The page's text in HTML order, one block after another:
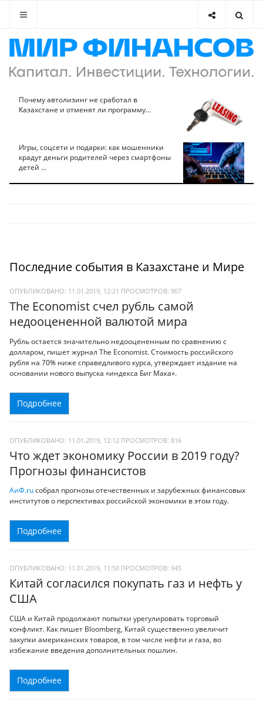
Почему автолизинг не сработал в
Казахстане и отменят ли программу...
Игры, соцсети и подарки: как мошенники
крадут деньги родителей через смартфоны
детей ...
Последние события в Казахстане и Мире
ОПУБЛИКОВАНО: 11.01.2019, 12:21 ПРОСМОТРОВ: 907
The Economist счел рубль самой
недооцененной валютой мира
Рубль остается значительно недооцененным по сравнению с
долларом, пишет журнал The Economist. Стоимость российского
рубля на 70% ниже справедливого курса, утверждает издание на
основании нового выпуска «индекса Биг Мака».
Подробнее
ОПУБЛИКОВАНО: 11.01.2019, 12:12 ПРОСМОТРОВ: 816
Что ждет экономику России в 2019 году?
Прогнозы финансистов
АиФ.ruсобрал прогнозы отечественных и зарубежных финансовых
институтов о перспективах российской экономики в этом году.
Подробнее
ОПУБЛИКОВАНО: 11.01.2019, 11:50 ПРОСМОТРОВ: 945
Китай согласился покупать газ и нефть у
США
США и Китай продолжают попытки урегулировать торговый
конфликт. Как пишет Bloomberg, Китай существенно увеличит
закупки американских товаров, в том числе нефти и газа, во
избежание введения дополнительных пошлин.
Подробнее